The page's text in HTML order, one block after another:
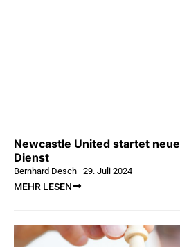
Newcastle United startet
Dienst
Bernhard Desch–29. Juli 2024
MEHR LESEN